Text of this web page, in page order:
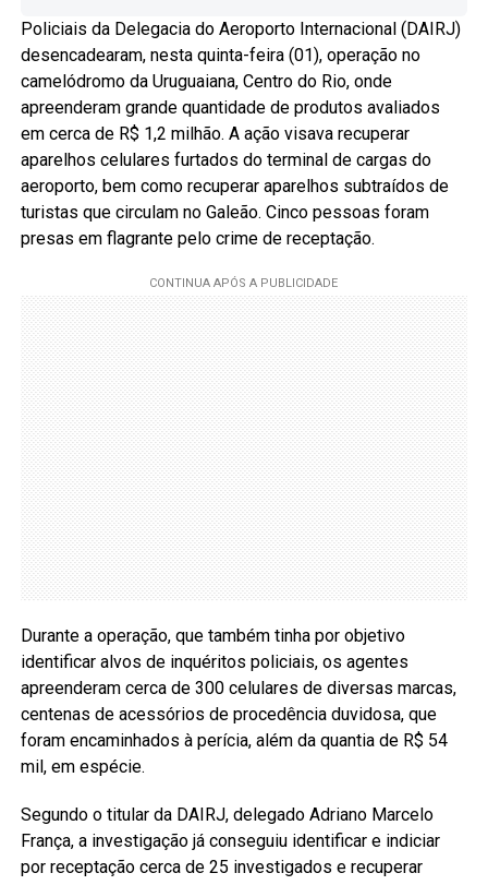
Policiais da Delegacia do Aeroporto Internacional (DAIRJ)
desencadearam, nesta quinta-feira (01), operação no
camelódromo da Uruguaiana, Centro do Rio, onde
apreenderam grande quantidade de produtos avaliados
em cerca de R$ 1,2 milhão. A ação visava recuperar
aparelhos celulares furtados do terminal de cargas do
aeroporto, bem como recuperar aparelhos subtraídos de
turistas que circulam no Galeão. Cinco pessoas foram
presas em flagrante pelo crime de receptação.
Durante a operação, que também tinha por objetivo
identificar alvos de inquéritos policiais, os agentes
apreenderam cerca de 300 celulares de diversas marcas,
centenas de acessórios de procedência duvidosa, que
foram encaminhados à perícia, além da quantia de R$ 54
mil, em espécie.
Segundo o titular da DAIRJ, delegado Adriano Marcelo
França, a investigação já conseguiu identificar e indiciar
por receptação cerca de 25 investigados e recuperar